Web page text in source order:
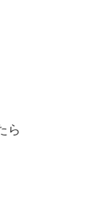
ら